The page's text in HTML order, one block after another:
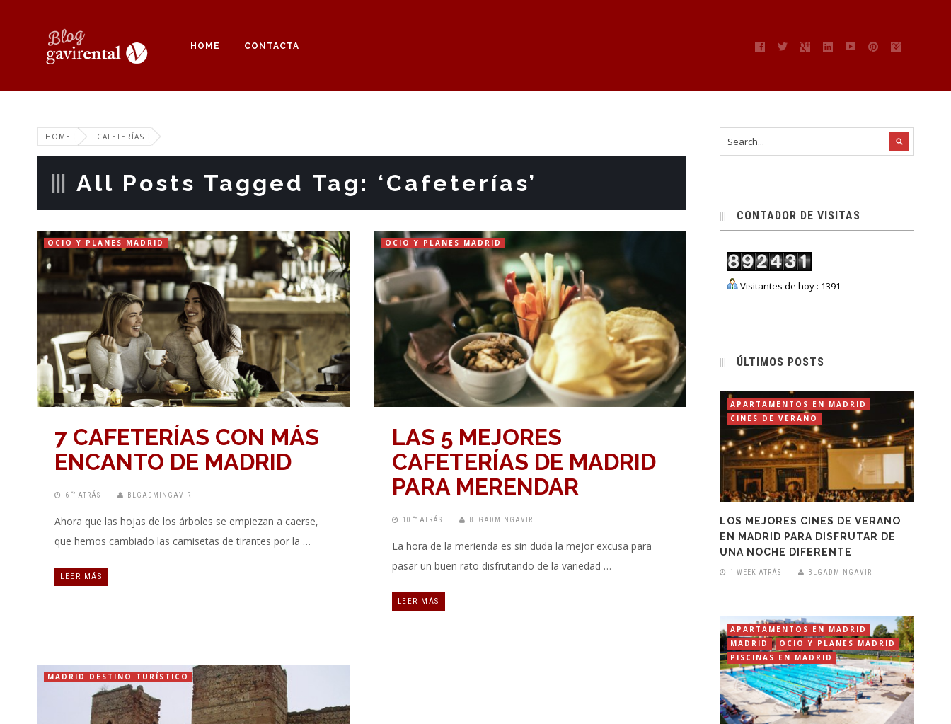
HOME CONTACTA
HOME CAFETERÍAS
All Posts Tagged Tag: ‘Cafeterías’
OCIO Y PLANES MADRID
7 CAFETERÍAS CON MÁS
ENCANTO DE MADRID
6 “” ATRÁS BLGADMINGAVIR
Ahora que las hojas de los árboles se empiezan a caerse,
que hemos cambiado las camisetas de tirantes por la …
LEER MÁS
OCIO Y PLANES MADRID
LAS 5 MEJORES
CAFETERÍAS DE MADRID
PARA MERENDAR
10 “” ATRÁS BLGADMINGAVIR
La hora de la merienda es sin duda la mejor excusa para
pasar un buen rato disfrutando de la variedad …
LEER MÁS
MADRID DESTINO TURÍSTICO
CONTADOR DE VISITAS
Visitantes de hoy : 1391
ÚLTIMOS POSTS
APARTAMENTOS EN MADRID
CINES DE VERANO
LOS MEJORES CINES DE VERANO
EN MADRID PARA DISFRUTAR DE
UNA NOCHE DIFERENTE
1 WEEK ATRÁS BLGADMINGAVIR
APARTAMENTOS EN MADRID
MADRID
OCIO Y PLANES MADRID
PISCINAS EN MADRID